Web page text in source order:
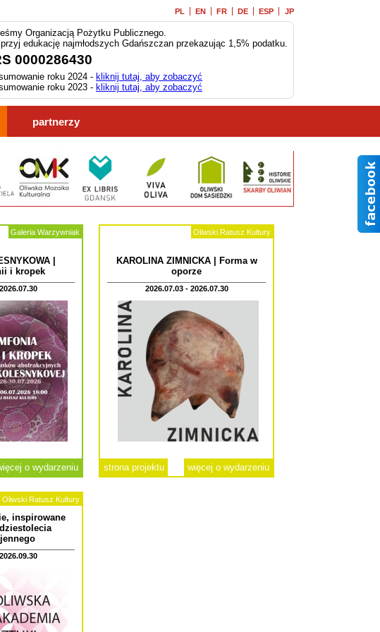
PL EN FR DE ESP JP
Organizacją Pożytku Publicznego.
edukację najmłodszych Gdańszczan przekazując 1,5% podatku.
0000286430
roku 2024 - kliknij tutaj, aby zobaczyć
roku 2023 - kliknij tutaj, aby zobaczyć
partnerzy
Galeria Warzywniak
|
i kropek
o wydarzeniu
Oliwski Ratusz Kultury
KAROLINA ZIMNICKA | Forma w
oporze
2026.07.03 - 2026.07.30
strona projektu więcej o wydarzeniu
Oliwski Ratusz Kultury
inspirowane